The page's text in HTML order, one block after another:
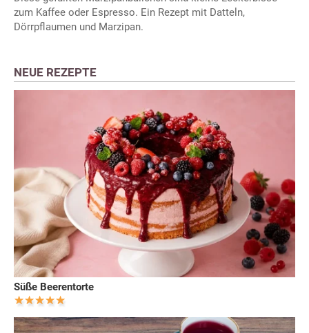
zum Kaffee oder Espresso. Ein Rezept mit Datteln,
Dörrpflaumen und Marzipan.
NEUE REZEPTE
Süße Beerentorte